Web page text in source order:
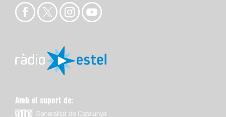
Amb el suport de: